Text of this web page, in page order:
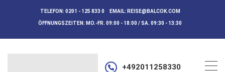
TELEFON: 0201 - 125 833 0 EMAIL: REISE@BALCOK.COM
ÖFFNUNGSZEITEN: MO.-FR. 09:00 - 18:00 / SA. 09:30 - 13:30
+492011258330